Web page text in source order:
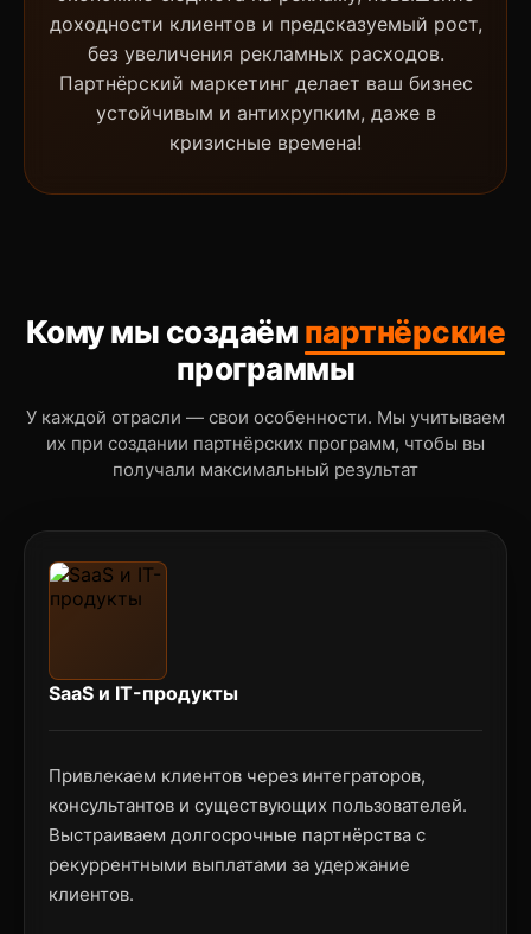
доходности клиентов и предсказуемый рост,
без увеличения рекламных расходов.
Партнёрский маркетинг делает ваш бизнес
устойчивым и антихрупким, даже в
кризисные времена!
Кому мы создаём партнёрские
программы
У каждой отрасли — свои особенности. Мы учитываем
их при создании партнёрских программ, чтобы вы
получали максимальный результат
SaaS и IT-продукты
Привлекаем клиентов через интеграторов,
консультантов и существующих пользователей.
Выстраиваем долгосрочные партнёрства с
рекуррентными выплатами за удержание
клиентов.